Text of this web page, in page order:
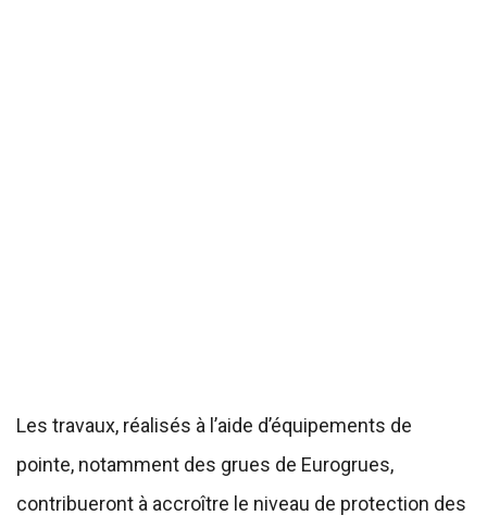
Les travaux, réalisés à l’aide d’équipements de
pointe, notamment des grues de Eurogrues,
contribueront à accroître le niveau de protection des